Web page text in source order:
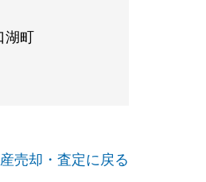
湖町
売却・査定に戻る